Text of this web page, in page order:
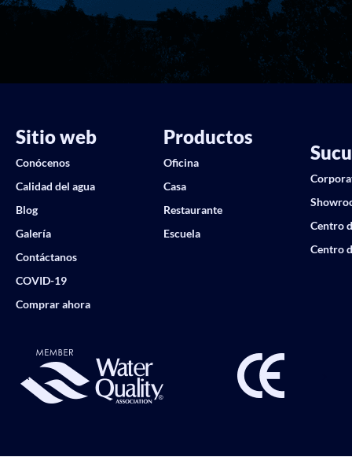
Sitio web
Conócenos
Calidad del agua
Blog
Galería
Contáctanos
COVID-19
Comprar ahora
Productos
Oficina
Casa
Restaurante
Escuela
Centro
Centro